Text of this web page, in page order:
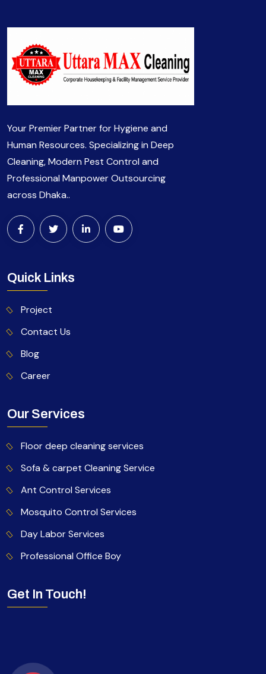
Your Premier Partner for Hygiene and
Human Resources. Specializing in Deep
Cleaning, Modern Pest Control and
Professional Manpower Outsourcing
across Dhaka..
Quick Links
Project
Contact Us
Blog
Career
Our Services
Floor deep cleaning services
Sofa & carpet Cleaning Service
Ant Control Services
Mosquito Control Services
Day Labor Services
Professional Office Boy
Get In Touch!